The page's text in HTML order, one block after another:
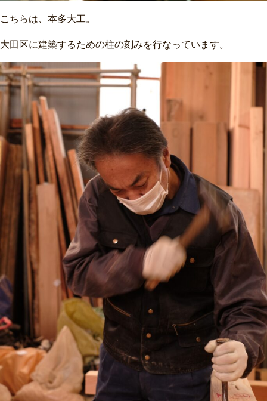
こちらは、本多大工。
大田区に建築するための柱の刻みを行なっています。